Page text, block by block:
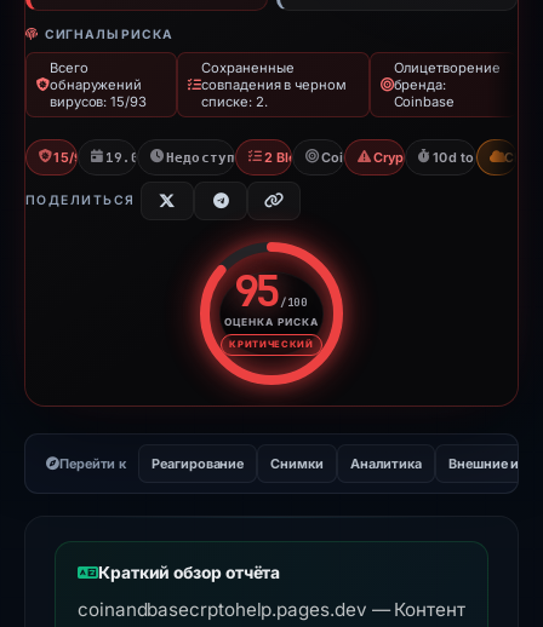
СИГНАЛЫ РИСКА
Всего
обнаружений
вирусов: 15/93
Сохраненные
совпадения в черном
списке: 2.
Олицетворение
бренда:
Coinbase
15/93 VT19.02.2026Недоступно с 01.03.2026
2 BlocklistsCoinbaseCrypto Scam10d to CDN
ПОДЕЛИТЬСЯ
95/100
ОЦЕНКА РИСКА
КРИТИЧЕСКИЙ
Оценка риска: 95 из 100.
Перейти к Реагирование Снимки Аналитика Внешние
Краткий обзор отчёта
coinandbasecrptohelp.pages.dev — Контент